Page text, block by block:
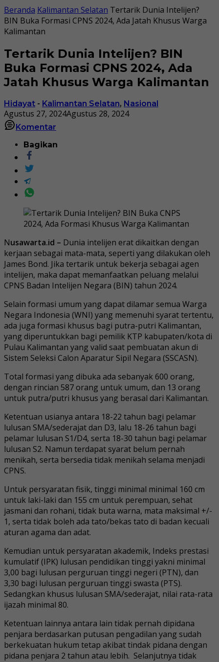
Beranda Kalimantan Selatan Tertarik Dunia Intelijen?
BIN Buka Formasi CPNS 2024, Ada Jatah Khusus Warga
Kalimantan
Tertarik Dunia Intelijen? BIN
Buka Formasi CPNS 2024, Ada
Jatah Khusus Warga Kalimantan
Hidayat - Kalimantan Selatan, Nasional
Agustus 27, 2024Agustus 28, 2024
Komentar
Bagikan
Nusawarta.id – Dunia intelijen erat dikaitkan dengan
kerjaan sebagai mata-mata, seperti yang dilakukan oleh
James Bond. Jika tertarik untuk bekerja sebagai agen
intelijen, maka dapat memanfaatkan peluang melalui
CPNS Badan Intelijen Negara (BIN) tahun 2024.
Selain formasi umum yang dapat dilamar semua Warga
Negara Indonesia (WNI) yang memenuhi syarat tertentu,
ada juga formasi khusus bagi putra-putri Kalimantan,
yang diperuntukkan bagi pemilik KTP kabupaten/kota di
Pulau Kalimantan yang valid saat pembuatan akun di
Sistem Seleksi Calon Aparatur Sipil Negara (SSCASN).
Total formasi yang dibuka ada sebanyak 600 orang,
dengan rincian 587 orang untuk umum, dan 13 orang
untuk putra/putri khusus yang berasal dari Kalimantan.
Ketentuan usianya antara 18-22 tahun bagi pelamar
lulusan SMA/sederajat dan D3, lalu 18-26 tahun bagi
pelamar lulusan S1/D4, serta 18-30 tahun bagi pelamar
lulusan S2. Namun terdapat syarat belum pernah
menikah, serta bersedia tidak menikah selama menjadi
CPNS.
Untuk persyaratan fisik, tinggi minimal minimal 160 cm
untuk laki-laki dan 155 cm untuk perempuan, sehat
jasmani dan rohani, tidak buta warna, mata maksimal +/-
1, serta tidak boleh ada tato/bekas tato di badan kecuali
aturan agama dan adat.
Kemudian untuk persyaratan akademik, Indeks prestasi
kumulatif (IPK) lulusan pendidikan tinggi yakni minimal
3,00 bagi lulusan perguruan tinggi negeri (PTN), dan
3,30 bagi lulusan perguruan tinggi swasta (PTS).
Sedangkan khusus lulusan SMA/sederajat, nilai rata-rata
ijazah minimal 80.
Ketentuan lainnya antara lain tidak pernah dipidana
penjara berdasarkan putusan pengadilan yang sudah
berkekuatan hukum tetap akibat tindak pidana dengan
pidana penjara 2 tahun atau lebih. Selanjutnya tidak